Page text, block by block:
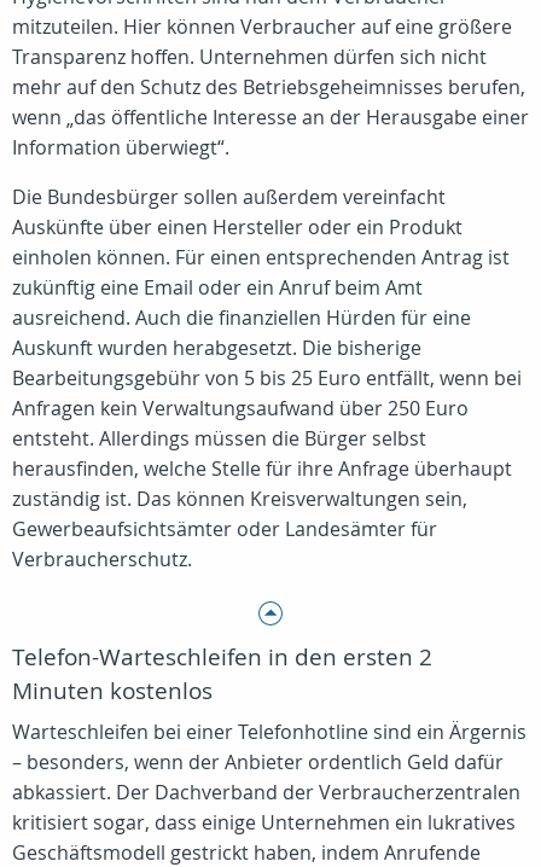
mitzuteilen. Hier können Verbraucher auf eine größere
Transparenz hoffen. Unternehmen dürfen sich nicht
mehr auf den Schutz des Betriebsgeheimnisses berufen,
wenn „das öffentliche Interesse an der Herausgabe einer
Information überwiegt“.
Die Bundesbürger sollen außerdem vereinfacht
Auskünfte über einen Hersteller oder ein Produkt
einholen können. Für einen entsprechenden Antrag ist
zukünftig eine Email oder ein Anruf beim Amt
ausreichend. Auch die finanziellen Hürden für eine
Auskunft wurden herabgesetzt. Die bisherige
Bearbeitungsgebühr von 5 bis 25 Euro entfällt, wenn bei
Anfragen kein Verwaltungsaufwand über 250 Euro
entsteht. Allerdings müssen die Bürger selbst
herausfinden, welche Stelle für ihre Anfrage überhaupt
zuständig ist. Das können Kreisverwaltungen sein,
Gewerbeaufsichtsämter oder Landesämter für
Verbraucherschutz.
Telefon-Warteschleifen in den ersten 2
Minuten kostenlos
Warteschleifen bei einer Telefonhotline sind ein Ärgernis
– besonders, wenn der Anbieter ordentlich Geld dafür
abkassiert. Der Dachverband der Verbraucherzentralen
kritisiert sogar, dass einige Unternehmen ein lukratives
Geschäftsmodell gestrickt haben, indem Anrufende